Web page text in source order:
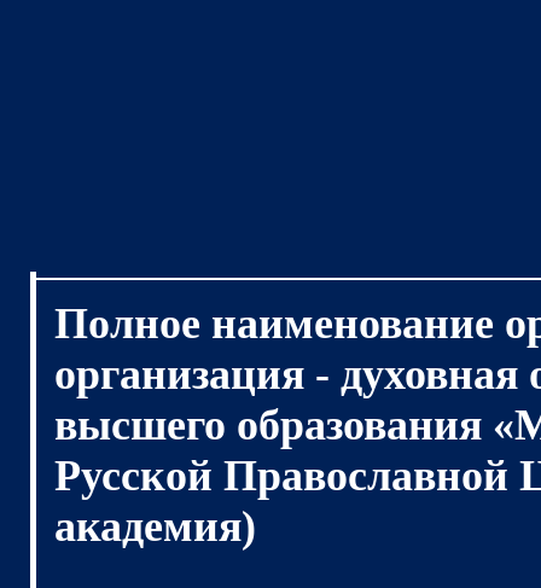
Полное наименование
организация - духовная
высшего образования
Русской Православной
академия)